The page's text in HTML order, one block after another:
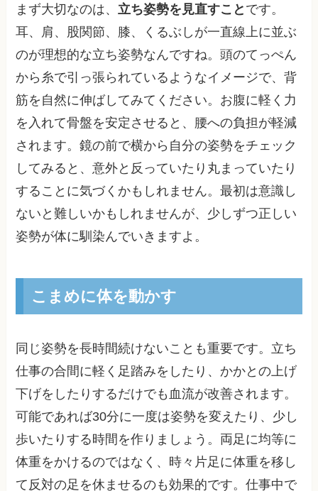
まず大切なのは、 立ち姿勢を見直すこと です。
耳、肩、股関節、膝、くるぶしが一直線上に並ぶ
のが理想的な立ち姿勢なんですね。頭のてっぺん
から糸で引っ張られているようなイメージで、背
筋を自然に伸ばしてみてください。お腹に軽く力
を入れて骨盤を安定させると、腰への負担が軽減
されます。鏡の前で横から自分の姿勢をチェック
してみると、意外と反っていたり丸まっていたり
することに気づくかもしれません。最初は意識し
ないと難しいかもしれませんが、少しずつ正しい
姿勢が体に馴染んでいきますよ。
こまめに体を動かす
同じ姿勢を長時間続けないことも重要です。立ち
仕事の合間に軽く足踏みをしたり、かかとの上げ
下げをしたりするだけでも血流が改善されます。
可能であれば30分に一度は姿勢を変えたり、少し
歩いたりする時間を作りましょう。両足に均等に
体重をかけるのではなく、時々片足に体重を移し
て反対の足を休ませるのも効果的です。仕事中で